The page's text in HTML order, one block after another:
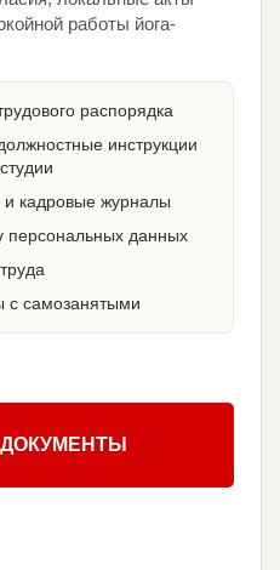
работы йога-
распорядка
инструкции
и кадровые журналы
персональных данных
с самозанятыми